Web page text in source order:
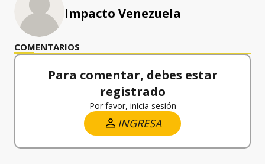
Impacto Venezuela
COMENTARIOS
Para comentar, debes estar
registrado
Por favor, inicia sesión
INGRESA